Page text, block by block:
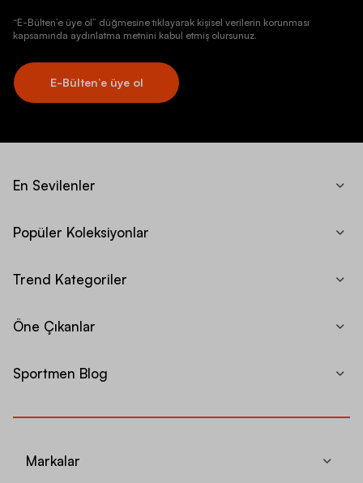
“E-Bülten’e üye ol” düğmesine tıklayarak kişisel verilerin korunması
kapsamında aydınlatma metnini kabul etmiş olursunuz.
E-Bülten’e üye ol
En Sevilenler
Popüler Koleksiyonlar
Trend Kategoriler
Öne Çıkanlar
Sportmen Blog
Markalar